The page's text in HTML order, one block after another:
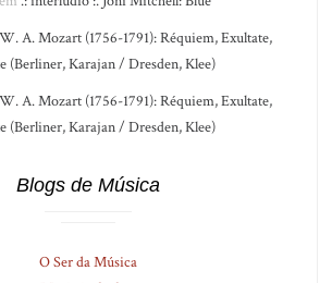
W. A. Mozart (1756-1791): Réquiem, Exultate,
(Berliner, Karajan / Dresden, Klee)
W. A. Mozart (1756-1791): Réquiem, Exultate,
(Berliner, Karajan / Dresden, Klee)
Blogs de Música
O Ser da Música